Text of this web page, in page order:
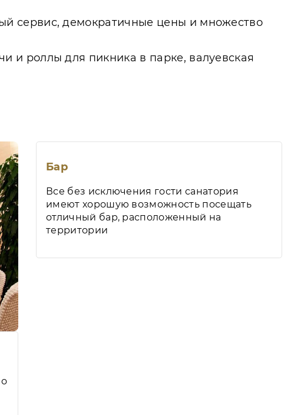
сервис, демократичные цены и множество
и роллы для пикника в парке, валуевская
Бар
Все без исключения гости санатория
имеют хорошую возможность посещать
отличный бар, расположенный на
территории